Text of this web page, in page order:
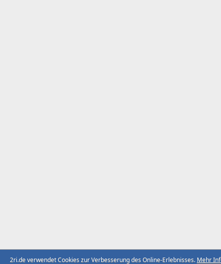
2ri.de verwendet Cookies zur Verbesserung des Online-Erlebnisses. Mehr